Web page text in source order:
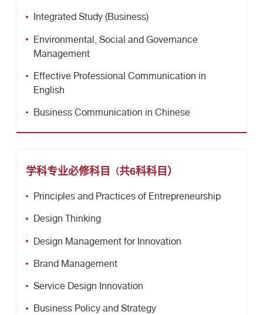
Integrated Study (Business)
Environmental, Social and Governance
Management
Effective Professional Communication in
English
Business Communication in Chinese
学科专业必修科目 （共6科科目 ）
Principles and Practices of Entrepreneurship
Design Thinking
Design Management for Innovation
Brand Management
Service Design Innovation
Business Policy and Strategy